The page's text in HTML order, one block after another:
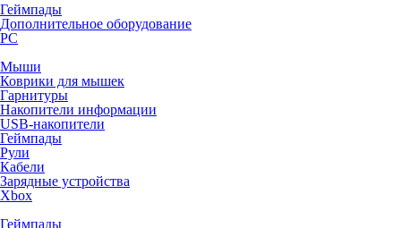
Геймпады
Дополнительное оборудование
PC
Мыши
Коврики для мышек
Гарнитуры
Накопители информации
USB-накопители
Геймпады
Рули
Кабели
Зарядные устройства
Xbox
Геймпады